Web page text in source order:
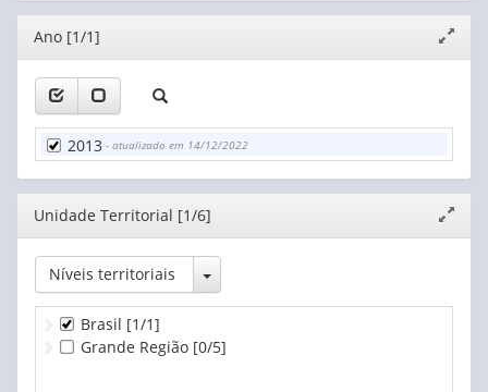
Editor
janela
Ano [1/1]
2013 - atualizado em 14/12/2022
Editor
janela
Unidade Territorial [1/6]
Níveis territoriais Toggle Dropdown
Brasil [1/1]
Grande Região [0/5]